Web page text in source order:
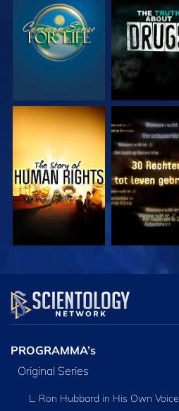
KIJK KIJK
KIJK KIJK
KIJK
PROGRAMMA’s
Original Series
L. Ron Hubbard in His Own Voice